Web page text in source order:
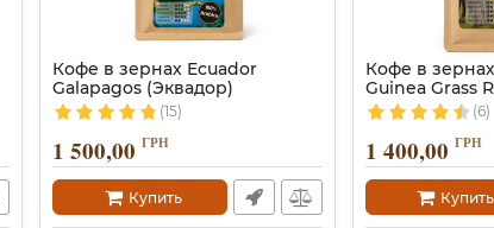
Кофе в зернах Ecuador
Galapagos (Эквадор)
(15)
1 500,00 ГРН
Купить
Кофе в
Guinea Grass
(6)
1 400,00 ГРН
Купить